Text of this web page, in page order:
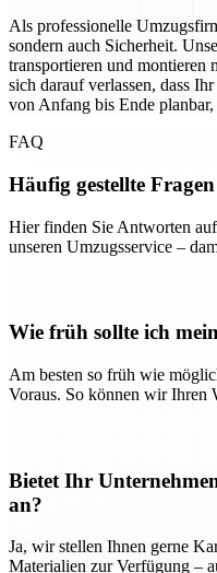
Als professionelle
sondern auch Sicherheit.
transportieren und montieren
sich darauf verlassen, dass
von Anfang bis Ende
FAQ
Häufig gestellte Fragen
Hier finden Sie Antworten
unseren Umzugsservice –
Wie früh sollte ich
Am besten so früh wie
Voraus. So können wir Ihren
Bietet Ihr
an?
Ja, wir stellen Ihnen gerne
Materialien zur Verfügung –